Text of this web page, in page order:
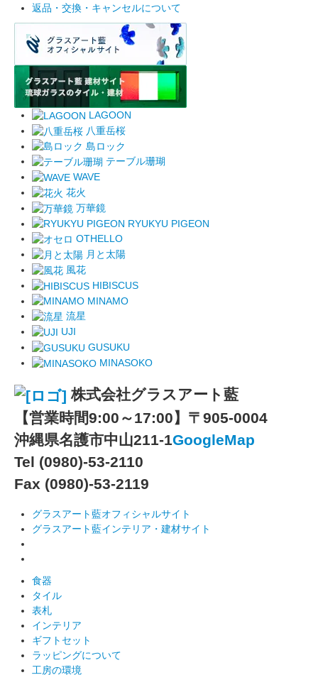
返品・交換・キャンセルについて
LAGOON
八重岳桜
島ロック
テーブル珊瑚
WAVE
花火
万華鏡
RYUKYU PIGEON
OTHELLO
月と太陽
風花
HIBISCUS
MINAMO
流星
UJI
GUSUKU
MINASOKO
株式会社グラスアート藍
【営業時間9:00～17:00】 〒905-0004
沖縄県名護市中山211-1GoogleMap
Tel (0980)-53-2110
Fax (0980)-53-2119
グラスアート藍オフィシャルサイト
グラスアート藍インテリア・建材サイト
食器
タイル
表札
インテリア
ギフトセット
ラッピングについて
工房の環境